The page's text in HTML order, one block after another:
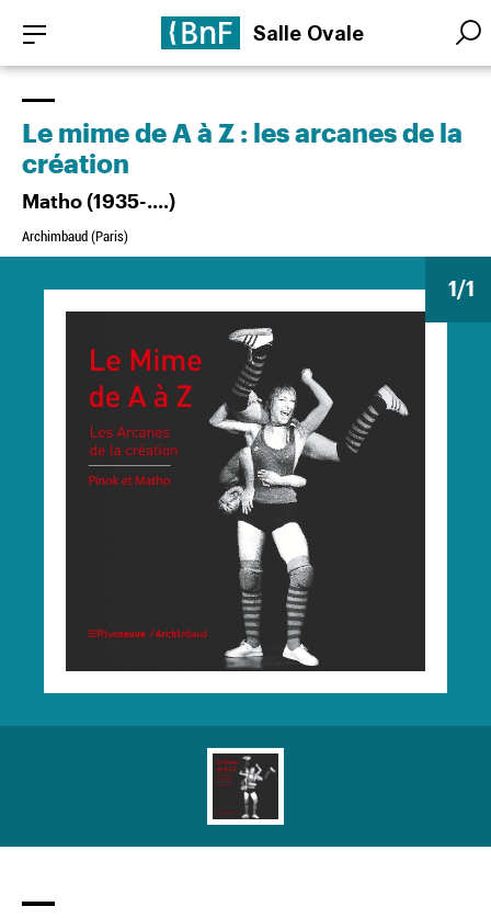
contenu
principal
Salle Ovale
1/1
Le mime de A à Z : les arcanes de la
création
Matho (1935-....)
Archimbaud (Paris)
Panneau de gestion des cookies